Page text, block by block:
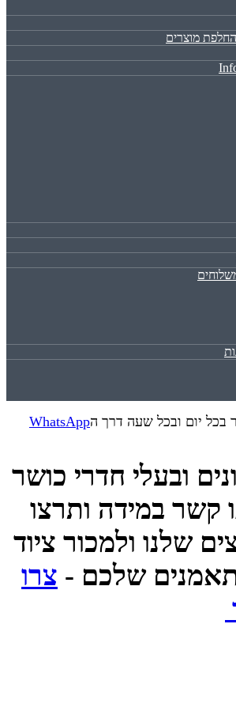
מוצרים
בכל יום ובכל שעה דרך הWhatsApp
ובעלי חדרי כושר
קשר במידה ותרצו
שלנו ולמכור ציוד
שלכם - צרו